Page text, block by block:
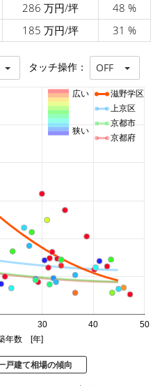
286 万円/坪
48 %
185 万円/坪 31 %
タッチ操作： OFF
30 40 50
年数 [年]
滋野学区
上京区
京都市
京都府
広い
狭い
戸建て相場の傾向